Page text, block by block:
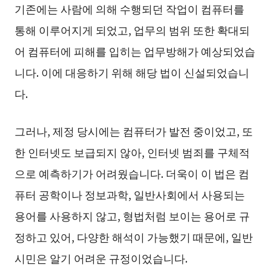
기존에는 사람에 의해 수행되던 작업이 컴퓨터를
통해 이루어지게 되었고, 업무의 범위 또한 확대되
어 컴퓨터에 피해를 입히는 업무방해가 예상되었습
니다. 이에 대응하기 위해 해당 법이 신설되었습니
다.
그러나, 제정 당시에는 컴퓨터가 발전 중이었고, 또
한 인터넷도 보급되지 않아, 인터넷 범죄를 구체적
으로 예측하기가 어려웠습니다. 더욱이 이 법은 컴
퓨터 공학이나 정보과학, 일반사회에서 사용되는
용어를 사용하지 않고, 형법처럼 보이는 용어로 규
정하고 있어, 다양한 해석이 가능했기 때문에, 일반
시민은 알기 어려운 규정이었습니다.